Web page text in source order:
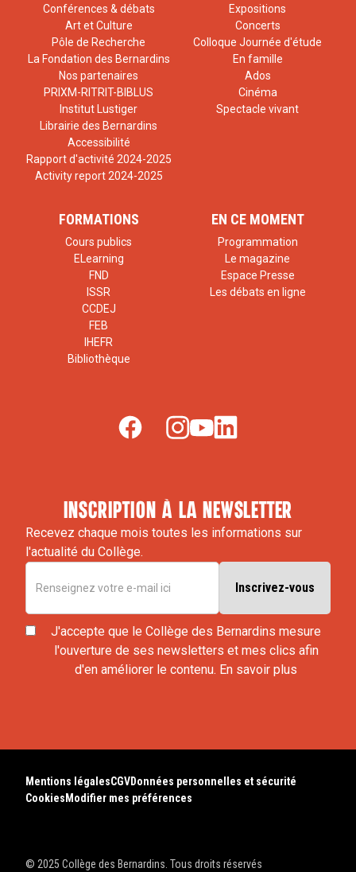
Conférences & débats
Art et Culture
Pôle de Recherche
La Fondation des Bernardins
Nos partenaires
PRIXM-RITRIT-BIBLUS
Institut Lustiger
Librairie des Bernardins
Accessibilité
Rapport d'activité 2024-2025
Activity report 2024-2025
Expositions
Concerts
Colloque Journée d'étude
En famille
Ados
Cinéma
Spectacle vivant
FORMATIONS
Cours publics
ELearning
FND
ISSR
CCDEJ
FEB
IHEFR
Bibliothèque
EN CE MOMENT
Programmation
Le magazine
Espace Presse
Les débats en ligne
inscription à la newsletter
Recevez chaque mois toutes les informations sur
l'actualité du Collège.
J'accepte que le Collège des Bernardins mesure
l'ouverture de ses newsletters et mes clics afin
d'en améliorer le contenu. En savoir plus
© 2025 Collège des Bernardins. Tous droits réservés
Mentions légalesCGVDonnées personnelles et sécurité
Cookies Modifier mes préférences